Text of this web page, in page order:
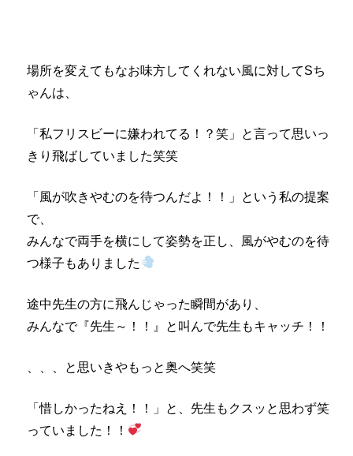
場所を変えてもなお味方してくれない風に対してSち
ゃんは、
「私フリスビーに嫌われてる！？笑」と言って思いっ
きり飛ばしていました笑笑
「風が吹きやむのを待つんだよ！！」という私の提案
で、
みんなで両手を横にして姿勢を正し、風がやむのを待
つ様子もありました
途中先生の方に飛んじゃった瞬間があり、
みんなで『先生～！！』と叫んで先生もキャッチ！！
、、、と思いきやもっと奥へ笑笑
「惜しかったねえ！！」と、先生もクスッと思わず笑
っていました！！